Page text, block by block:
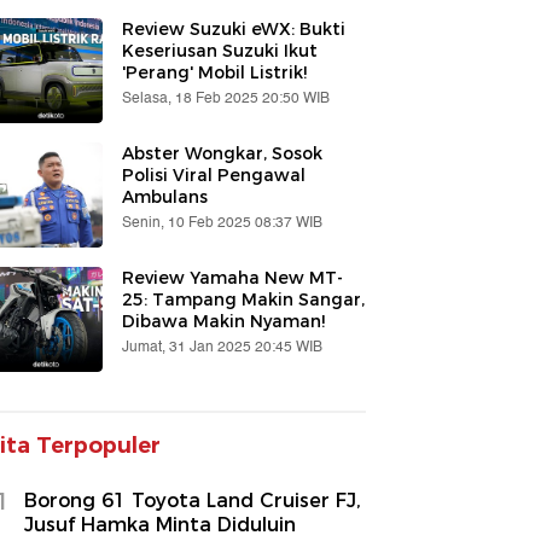
Review Suzuki eWX: Bukti
Keseriusan Suzuki Ikut
'Perang' Mobil Listrik!
Selasa, 18 Feb 2025 20:50 WIB
Abster Wongkar, Sosok
Polisi Viral Pengawal
Ambulans
Senin, 10 Feb 2025 08:37 WIB
Review Yamaha New MT-
25: Tampang Makin Sangar,
Dibawa Makin Nyaman!
Jumat, 31 Jan 2025 20:45 WIB
Terpopuler
Borong 61 Toyota Land Cruiser FJ,
Jusuf Hamka Minta Diduluin